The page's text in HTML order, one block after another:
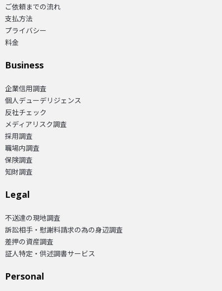
ご依頼までの流れ
支払方法
プライバシー
料金
Business
企業信用調査
個人デューデリジェンス
反社チェック
メディアリスク調査
採用調査
職場内調査
保険調査
知財調査
Legal
不送達の現地調査
訴訟相手・慰謝料請求の為の身辺調査
差押の資産調査
証人特定・供述調書サービス
Personal